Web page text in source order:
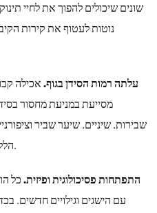
שונים שיכולים להפוך את לחיי
נוטות לעטוף את קירות
עלתה רמות הסידן בגוף. אכילה
מסייעת במניעת מחסור
שבירות, שיניים, שיער שביר
הללו אם נותנים ביצי שליו לילדים.
התפתחות פסיכולוגית ופיזית. כל
עם הישגים וגילויים חדשים.